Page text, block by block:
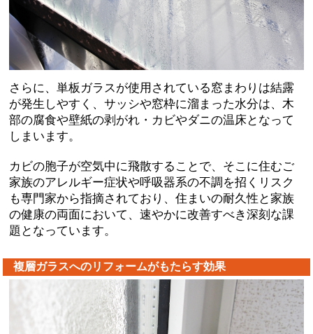
さらに、単板ガラスが使用されている窓まわりは結露
が発生しやすく、サッシや窓枠に溜まった水分は、木
部の腐食や壁紙の剥がれ・カビやダニの温床 となって
しまいます。
カビの胞子が空気中に飛散することで、そこに住むご
家族のアレルギー症状や呼吸器系の不調を招くリスク
も専門家から指摘されており、住まいの耐久性と家族
の健康の両面において、速やかに改善すべき深刻な課
題となっています。
複層ガラスへのリフォームがもたらす効果